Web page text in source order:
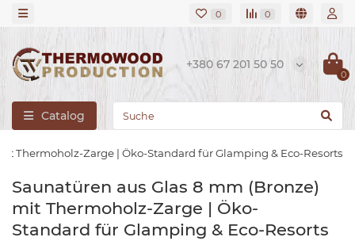
0 0
+380 67 201 50 50
0
Catalog
Thermoholz-Zarge | Öko-Standard für Glamping & Eco-Resorts
Saunatüren aus Glas 8 mm (Bronze)
mit Thermoholz-Zarge | Öko-
Standard für Glamping & Eco-Resorts